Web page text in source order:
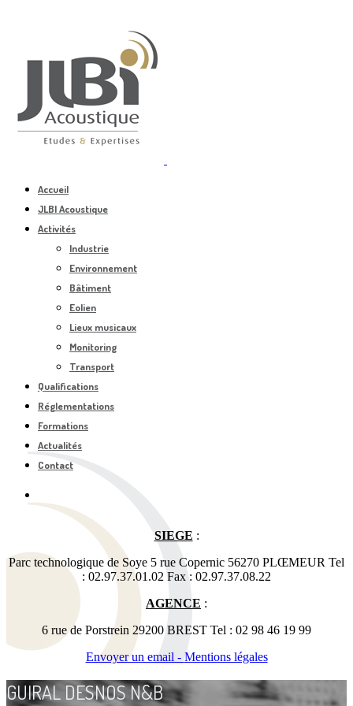
Accueil
JLBI Acoustique
Activités
Industrie
Environnement
Bâtiment
Eolien
Lieux musicaux
Monitoring
Transport
Qualifications
Réglementations
Formations
Actualités
Contact
SIEGE :
Parc technologique de Soye 5 rue Copernic 56270 PLŒMEUR Tel
: 02.97.37.01.02 Fax : 02.97.37.08.22
AGENCE :
6 rue de Porstrein 29200 BREST Tel : 02 98 46 19 99
Envoyer un email - Mentions légales
GUIRAL DESNOS N&B